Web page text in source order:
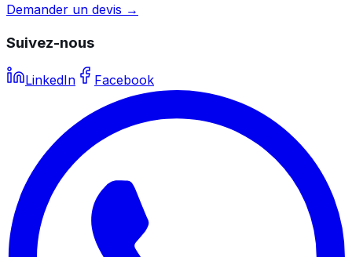
Demander un devis →
Suivez-nous
LinkedIn Facebook